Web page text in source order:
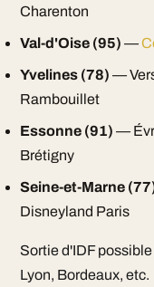
Charenton
Val-d'Oise (95) —
Yvelines (78) —
Rambouillet
Essonne (91) —
Brétigny
Seine-et-Marne
Disneyland Paris
Sortie d'IDF
Lyon, Bordeaux, etc.